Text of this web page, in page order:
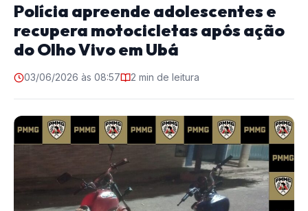
Polícia apreende adolescentes e
recupera motocicletas após ação
do Olho Vivo em Ubá
03/06/2026 às 08:57 2 min de leitura